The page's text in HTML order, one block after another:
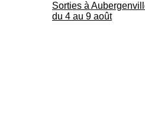
Sorties à
du 4 au 9 août